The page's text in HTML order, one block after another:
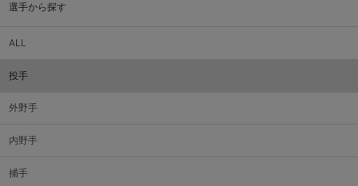
選手から探す
ALL
投手
外野手
内野手
捕手